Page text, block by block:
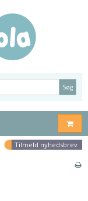
Søg
Tilmeld nyhedsbrev